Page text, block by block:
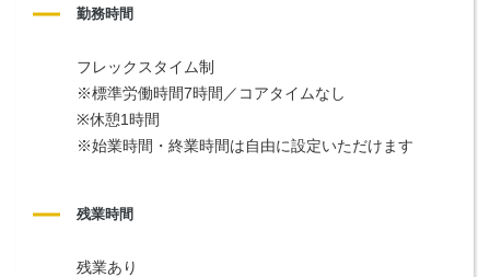
勤務時間
フレックスタイム制
※標準労働時間7時間／コアタイムなし
※休憩1時間
※始業時間・終業時間は自由に設定いただけます
残業時間
残業あり